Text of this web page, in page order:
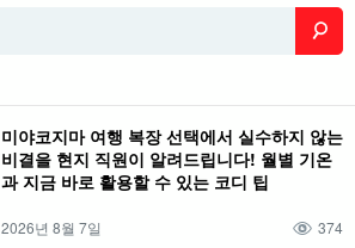
미야코지마 여행 복장 선택에서 실수하지 않는
비결을 현지 직원이 알려드립니다! 월별 기온
과 지금 바로 활용할 수 있는 코디 팁
2026년 8월 7일 374